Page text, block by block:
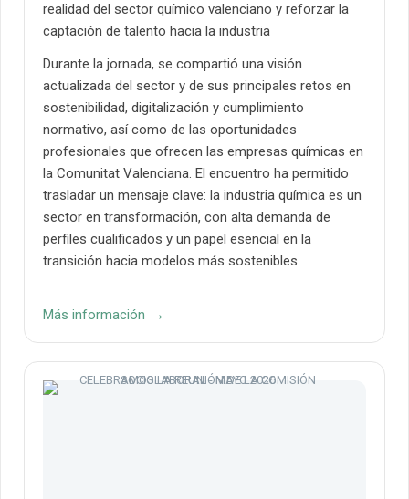
realidad del sector químico valenciano y reforzar la
captación de talento hacia la industria
Durante la jornada, se compartió una visión
actualizada del sector y de sus principales retos en
sostenibilidad, digitalización y cumplimiento
normativo, así como de las oportunidades
profesionales que ofrecen las empresas químicas en
la Comunitat Valenciana. El encuentro ha permitido
trasladar un mensaje clave: la industria química es un
sector en transformación, con alta demanda de
perfiles cualificados y un papel esencial en la
transición hacia modelos más sostenibles.
Más información →